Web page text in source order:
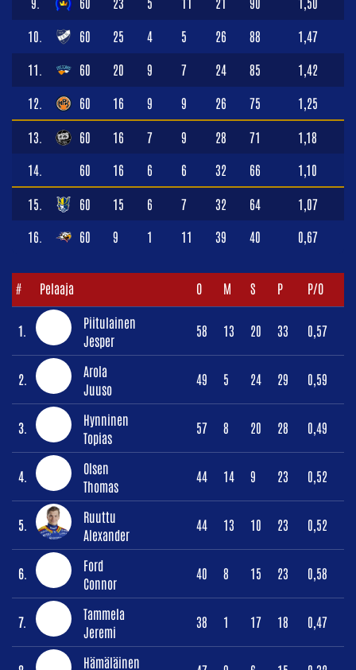
10. 60 25 4 5 26 88 1,47
11. 60 20 9 7 24 85 1,42
12. 60 16 9 9 26 75 1,25
13. 60 16 7 9 28 71 1,18
14. 60 16 6 6 32 66 1,10
15. 60 15 6 7 32 64 1,07
16. 60 9 1 11 39 40 0,67
# Pelaaja O M S P P/O
1.
Piitulainen
Jesper
58 13 20 33 0,57
2.
Arola
Juuso
49 5 24 29 0,59
3.
Hynninen
Topias
57 8 20 28 0,49
4.
Olsen
Thomas
44 14 9 23 0,52
5.
Ruuttu
Alexander
44 13 10 23 0,52
6.
Ford
Connor
40 8 15 23 0,58
7.
Tammela
Jeremi
38 1 17 18 0,47
Hämäläinen